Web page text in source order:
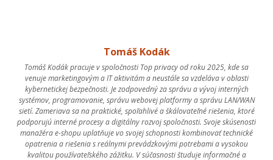
Tomáš Kodák
Tomáš Kodák pracuje v spoločnosti Top privacy od roku 2025, kde sa
venuje marketingovým a IT aktivitám a neustále sa vzdeláva v oblasti
kybernetickej bezpečnosti. Je zodpovedný za správu a vývoj interných
systémov, programovanie, správu webovej platformy a správu LAN/WAN
sietí. Zameriava sa na praktické, spoľahlivé a škálovateľné riešenia, ktoré
podporujú interné procesy a digitálny rozvoj spoločnosti. Svoje skúsenosti
manažéra e-shopu uplatňuje vo svojej schopnosti kombinovať technické
opatrenia a riešenia s reálnymi prevádzkovými potrebami a vysokou
kvalitou používateľského zážitku. V súčasnosti študuje informačné a